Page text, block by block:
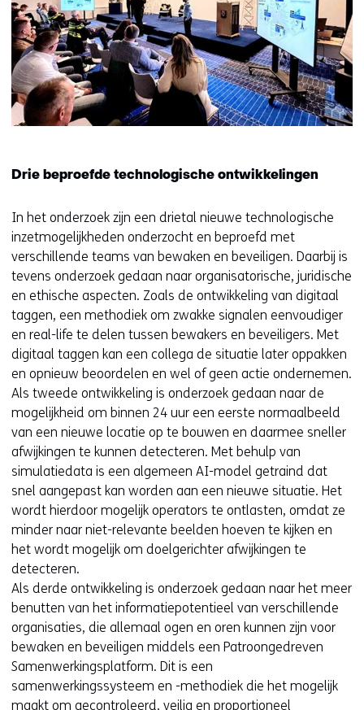
Drie beproefde technologische ontwikkelingen
In het onderzoek zijn een drietal nieuwe technologische
inzetmogelijkheden onderzocht en beproefd met
verschillende teams van bewaken en beveiligen. Daarbij is
tevens onderzoek gedaan naar organisatorische, juridische
en ethische aspecten. Zoals de ontwikkeling van digitaal
taggen, een methodiek om zwakke signalen eenvoudiger
en real-life te delen tussen bewakers en beveiligers. Met
digitaal taggen kan een collega de situatie later oppakken
en opnieuw beoordelen en wel of geen actie ondernemen.
Als tweede ontwikkeling is onderzoek gedaan naar de
mogelijkheid om binnen 24 uur een eerste normaalbeeld
van een nieuwe locatie op te bouwen en daarmee sneller
afwijkingen te kunnen detecteren. Met behulp van
simulatiedata is een algemeen AI-model getraind dat
snel aangepast kan worden aan een nieuwe situatie. Het
wordt hierdoor mogelijk operators te ontlasten, omdat ze
minder naar niet-relevante beelden hoeven te kijken en
het wordt mogelijk om doelgerichter afwijkingen te
detecteren.
Als derde ontwikkeling is onderzoek gedaan naar het meer
benutten van het informatiepotentieel van verschillende
organisaties, die allemaal ogen en oren kunnen zijn voor
bewaken en beveiligen middels een Patroongedreven
Samenwerkingsplatform. Dit is een
samenwerkingssysteem en -methodiek die het mogelijk
maakt om gecontroleerd, veilig en proportioneel